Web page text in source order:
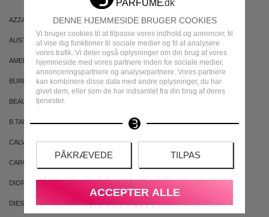
DENNE HJEMMESIDE BRUGER COOKIES
Vi bruger cookies til at tilpasse vores indhold og annoncer, til
at vise dig funktioner til sociale medier og til at analysere
vores trafik. Vi deler også oplysninger om din brug af vores
hjemmeside med vores partnere inden for sociale medier,
annonceringspartnere og analysepartnere. Vores partnere
kan kombinere disse data med andre oplysninger, du har
givet dem, eller som de har indsamlet fra din brug af deres
tjenester.
PÅKRÆVEDE TILPAS
ACCEPTER ALLE
AZZARO ARIANA GRANDE
AUSTRALIAN GOLD AUSTRALIAN BODYCARE
AMERICAN CREW ARMAF
BURBERRY BVLGARI
BEAUTE PACIFIQUE
B.TAN BRUNO BANANI
CALVIN KLEIN CACHAREL
CAROLINA HERRERA
DIOR
DIESEL